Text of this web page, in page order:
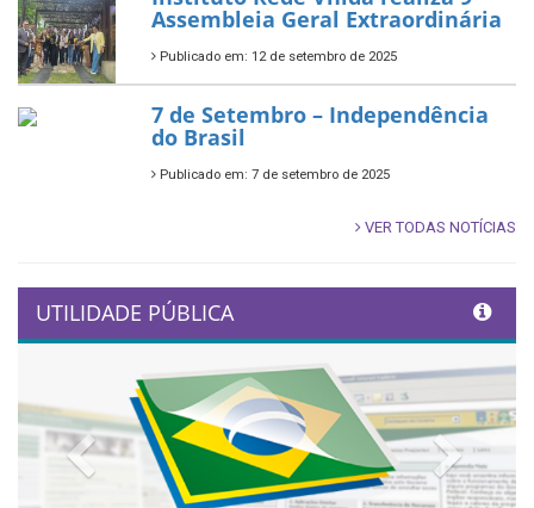
Assembleia Geral Extraordinária
Publicado em: 12 de setembro de 2025
7 de Setembro – Independência
do Brasil
Publicado em: 7 de setembro de 2025
VER TODAS NOTÍCIAS
UTILIDADE PÚBLICA
Previous Next